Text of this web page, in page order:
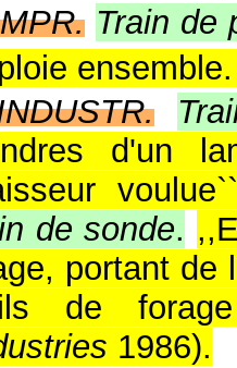
Train de
d'un
de sonde.
portant de
de
1986).